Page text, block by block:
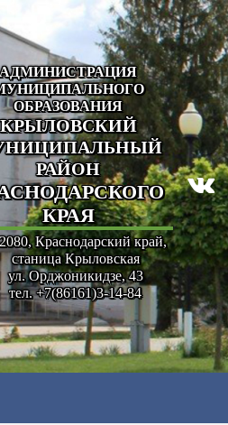
АДМИНИСТРАЦИЯ
ОБРАЗОВАНИЯ
КРЫЛОВСКИЙ
РАЙОН
КРАЯ
Краснодарский край,
станица Крыловская
ул. Орджоникидзе, 43
тел. +7(86161)3-14-84